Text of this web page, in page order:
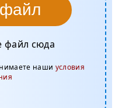
файл сюда
наши условия